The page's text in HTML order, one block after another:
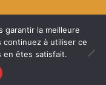
garantir la meilleure
à utiliser ce
en êtes satisfait.